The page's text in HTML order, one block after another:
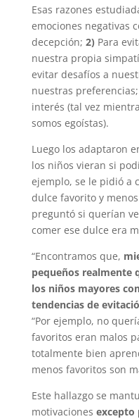
Esas razones
emociones negativas
decepción; 2) Para
nuestra propia
evitar desafíos a
nuestras
interés (tal vez
somos egoístas).
Luego los adaptaron
los niños vieran si
ejemplo, se le pidió a
dulce favorito y
preguntó si querían
comer ese dulce era
“Encontramos que,
pequeños realmente
los niños mayores
tendencias de
“Por ejemplo, no
favoritos eran malos
totalmente bien
menos favoritos son
Este hallazgo se
motivaciones excepto